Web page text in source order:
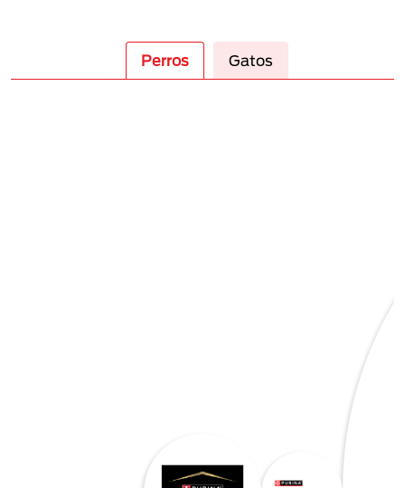
Perros Gatos